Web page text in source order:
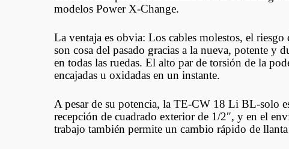
modelos Power X-Change.
La ventaja es obvia: Los cables molestos, el
son cosa del pasado gracias a la nueva, potente y
en todas las ruedas. El alto par de torsión de la
encajadas u oxidadas en un instante.
A pesar de su potencia, la TE-CW 18 Li BL-solo
recepción de cuadrado exterior de 1/2″, y en el
trabajo también permite un cambio rápido de